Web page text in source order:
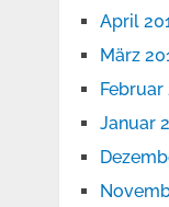
April
März
Februar
Januar